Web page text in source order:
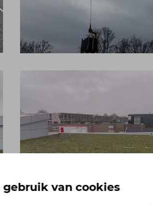
gebruik van cookies